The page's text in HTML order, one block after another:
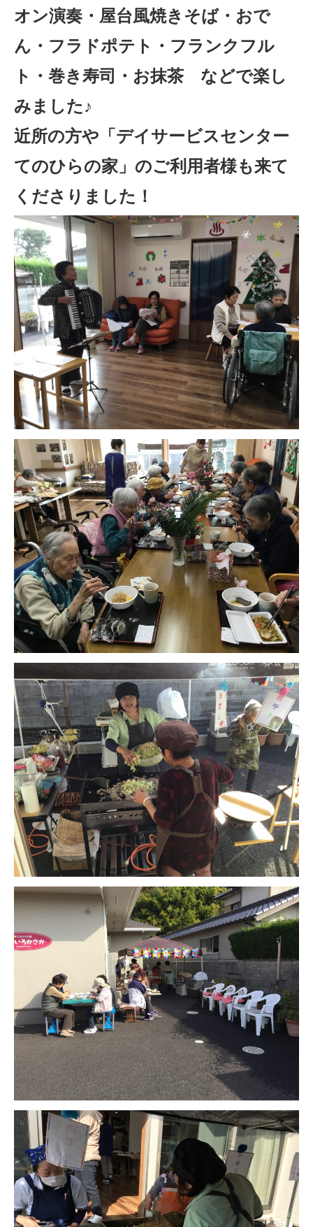
オン演奏・屋台風焼きそば・おで
ん・フラドポテト・フランクフル
ト・巻き寿司・お抹茶 などで楽し
みました♪
近所の方や「デイサービスセンター
てのひらの家」のご利用者様も来て
くださりました！